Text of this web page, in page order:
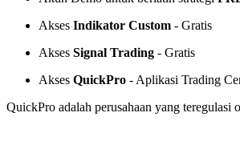
Akses Indikator Custom - Gratis
Akses Signal Trading - Gratis
Akses QuickPro - Aplikasi Trading
QuickPro adalah perusahaan yang teregulasi